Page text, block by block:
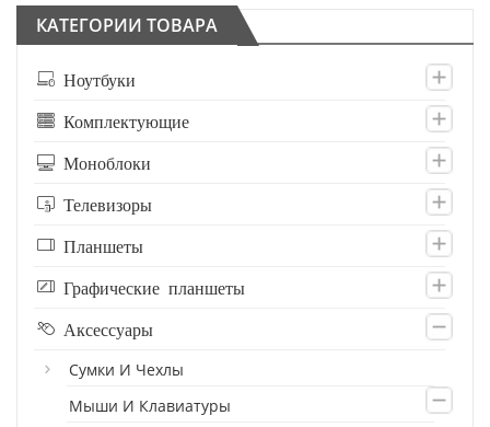
КАТЕГОРИИ ТОВАРА
Ноутбуки
Комплектующие
Моноблоки
Телевизоры
Планшеты
Графические планшеты
Аксессуары
Сумки И Чехлы
Мыши И Клавиатуры